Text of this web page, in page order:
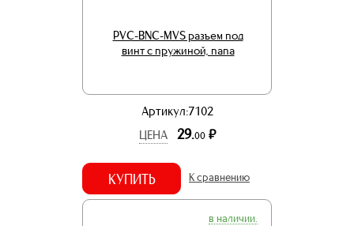
PVC-BNC-MVS разъем под
винт с пружиной, папа
Артикул:7102
ЦЕНА
29.00 р.
КУПИТЬ К сравнению
в наличии.